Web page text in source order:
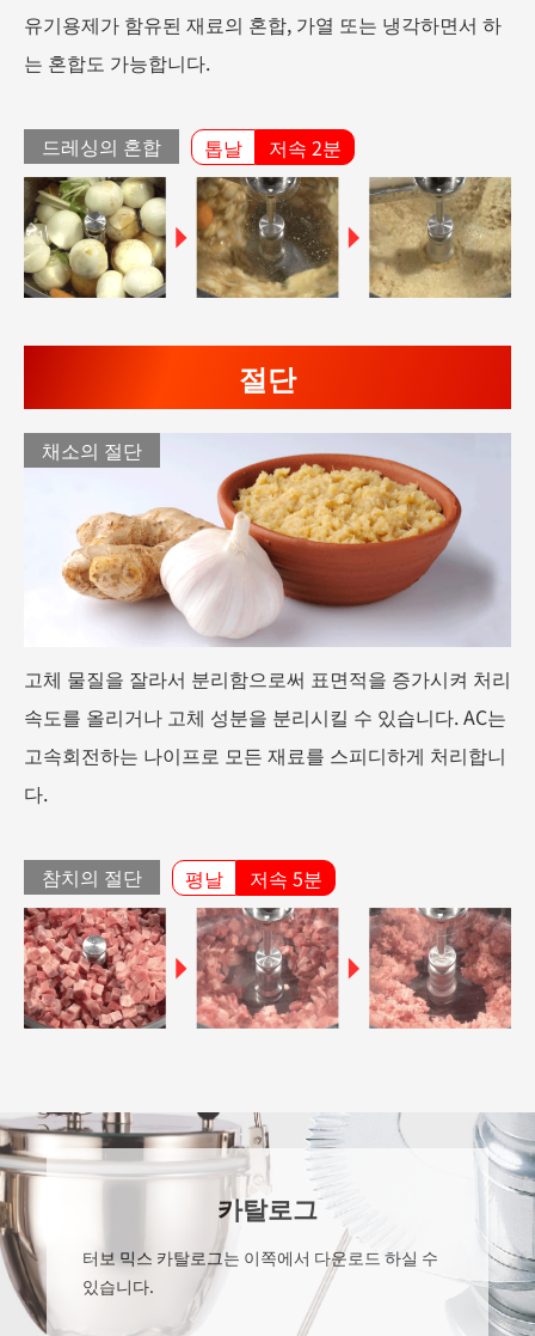
유기용제가 함유된 재료의 혼합, 가열 또는 냉각하면서 하
는 혼합도 가능합니다.
드레싱의 혼합 톱날 저속 2분
절단
채소의 절단
고체 물질을 잘라서 분리함으로써 표면적을 증가시켜 처리
속도를 올리거나 고체 성분을 분리시킬 수 있습니다. AC는
고속회전하는 나이프로 모든 재료를 스피디하게 처리합니
다.
참치의 절단 평날 저속 5분
카탈로그
터보 믹스 카탈로그는 이쪽에서 다운로드 하실 수
있습니다.